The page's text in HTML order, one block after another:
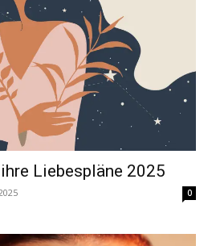
Liebespläne 2025
0